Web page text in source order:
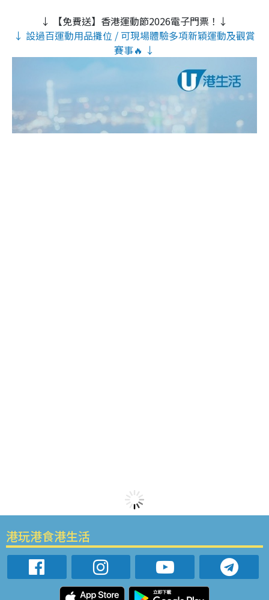
↓ 【免費送】香港運動節2026電子門票！↓
↓ 設過百運動用品攤位 / 可現場體驗多項新穎運動及觀賞
賽事🔥 ↓
港玩港食港生活